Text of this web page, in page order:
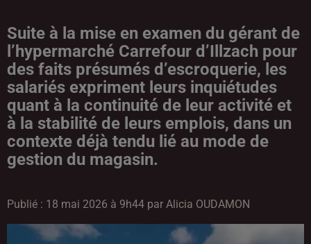
Suite à la mise en examen du gérant de
l’hypermarché Carrefour d’Illzach pour
des faits présumés d’escroquerie, les
salariés expriment leurs inquiétudes
quant à la continuité de leur activité et
à la stabilité de leurs emplois, dans un
contexte déjà tendu lié au mode de
gestion du magasin.
Publié : 18 mai 2026 à 9h44 par Alicia OUDAMON